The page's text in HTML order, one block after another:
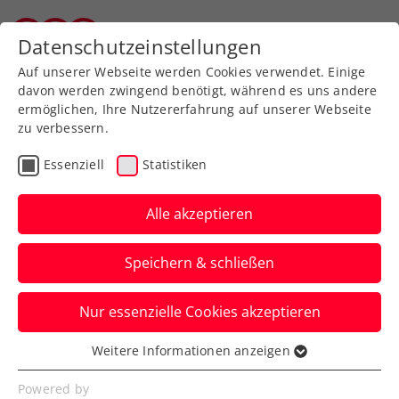
ATP
Australian Open:
Potapova mit
spektakulärer Aufholjagd
in die 2. Runde
Historischer Matcherfolg für die ÖTV-
Damen in Melbourne durch die
frischgebackene Österreicherin.
Datenschutzeinstellungen
Auf unserer Webseite werden Cookies verwendet. Einige
davon werden zwingend benötigt, während es uns andere
ermöglichen, Ihre Nutzererfahrung auf unserer Webseite
zu verbessern.
Essenziell Statistiken
Alle akzeptieren
Speichern & schließen
Nur essenzielle Cookies akzeptieren
Essenziell
Essenzielle Cookies werden für grundlegende
Weitere Informationen anzeigen
Powered by